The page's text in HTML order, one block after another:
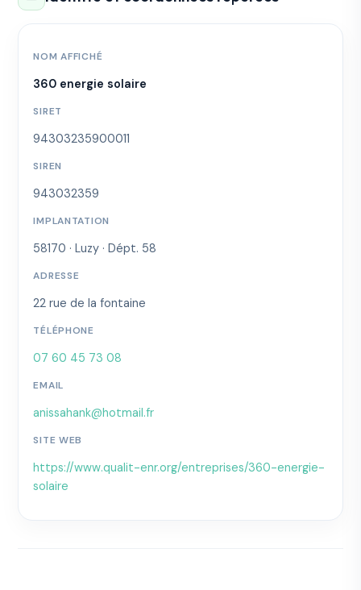
NOM AFFICHÉ
360 energie solaire
SIRET
94303235900011
SIREN
943032359
IMPLANTATION
58170 · Luzy · Dépt. 58
ADRESSE
22 rue de la fontaine
TÉLÉPHONE
07 60 45 73 08
EMAIL
anissahank@hotmail.fr
SITE WEB
https://www.qualit-enr.org/entreprises/360-energie-
solaire